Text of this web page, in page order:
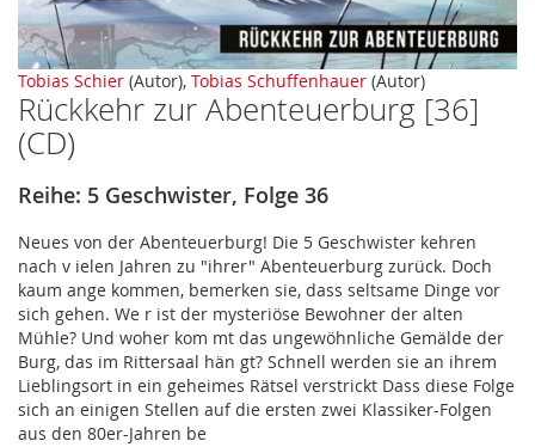
Tobias Schier (Autor), Tobias Schuffenhauer (Autor)
Rückkehr zur Abenteuerburg [36]
(CD)
Reihe: 5 Geschwister, Folge 36
Neues von der Abenteuerburg! Die 5 Geschwister kehren
nach v ielen Jahren zu "ihrer" Abenteuerburg zurück. Doch
kaum ange kommen, bemerken sie, dass seltsame Dinge vor
sich gehen. We r ist der mysteriöse Bewohner der alten
Mühle? Und woher kom mt das ungewöhnliche Gemälde der
Burg, das im Rittersaal hän gt? Schnell werden sie an ihrem
Lieblingsort in ein geheimes Rätsel verstrickt Dass diese Folge
sich an einigen Stellen auf die ersten zwei Klassiker-Folgen
aus den 80er-Jahren be
Zum
Anfang
der
Bildergalerie